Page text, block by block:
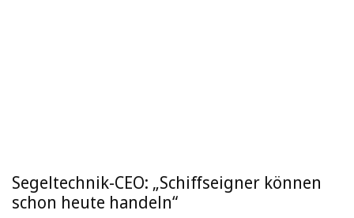
Segeltechnik-CEO: „Schiffseigner können
schon heute handeln“